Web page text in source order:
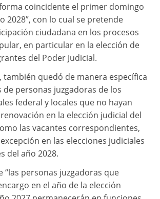
coincidente el primer domingo
2028”, con lo cual se pretende
ciudadana en los procesos
en particular en la elección de
del Poder Judicial.
también quedó de manera específica
de personas juzgadoras de los
federal y locales que no hayan
en la elección judicial del
las vacantes correspondientes,
en las elecciones judiciales
del año 2028.
“las personas juzgadoras que
en el año de la elección